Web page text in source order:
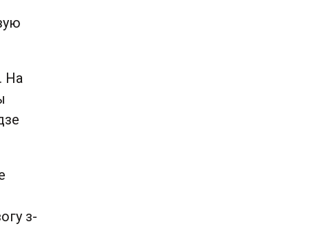
. На
з-